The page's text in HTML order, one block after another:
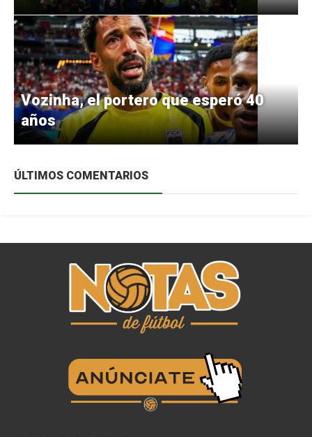
Vozinha, el portero que esperó 40
años
ÚLTIMOS COMENTARIOS